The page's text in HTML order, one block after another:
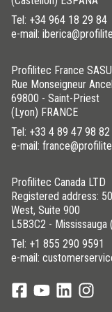
Tel: +34 964 18 29 84
e-mail:
Profilitec France SASU
Rue Monseigneur
69800 - Saint-Priest
(Lyon) FRANCE
Tel: +33 4 89 47 98 82
e-mail:
Profilitec Canada LTD
Registered address:
West, Suite 900
L5B3C2 - Mississauga
Tel: +1 855 290 9591
e-mail: